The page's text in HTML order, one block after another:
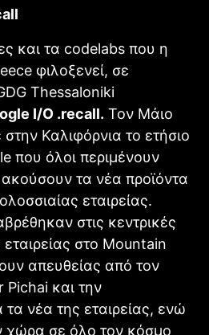
και τα codelabs που η
φιλοξενεί, σε
Thessaloniki
I/O .recall. Τον Μάιο
Καλιφόρνια το ετήσιο
που όλοι περιμένουν
τα νέα προϊόντα
εταιρείας.
στις κεντρικές
στο Mountain
απευθείας από τον
Pichai και την
νέα της εταιρείας, ενώ
χώρα σε όλο τον κόσμο